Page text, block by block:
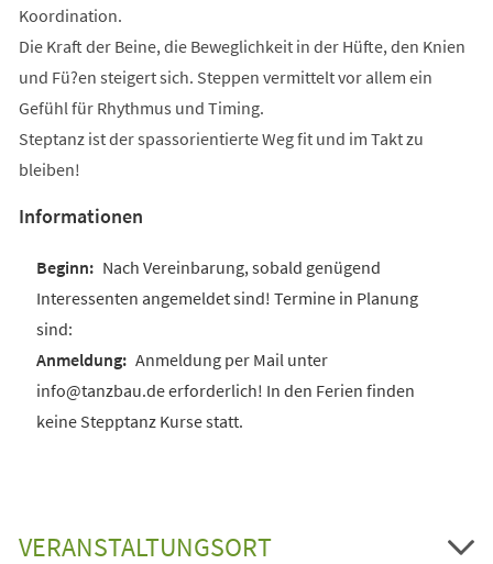
Koordination.
Die Kraft der Beine, die Beweglichkeit in der Hüfte, den Knien
und Fü?en steigert sich. Steppen vermittelt vor allem ein
Gefühl für Rhythmus und Timing.
Steptanz ist der spassorientierte Weg fit und im Takt zu
bleiben!
Informationen
Nach Vereinbarung, sobald genügend
Interessenten angemeldet sind! Termine in Planung
sind:
Anmeldung per Mail unter
info@tanzbau.de erforderlich! In den Ferien finden
keine Stepptanz Kurse statt.
VERANSTALTUNGSORT